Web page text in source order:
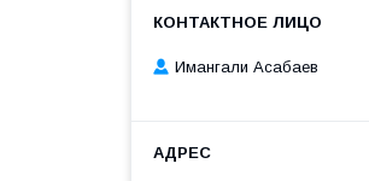
Имангали Асабаев